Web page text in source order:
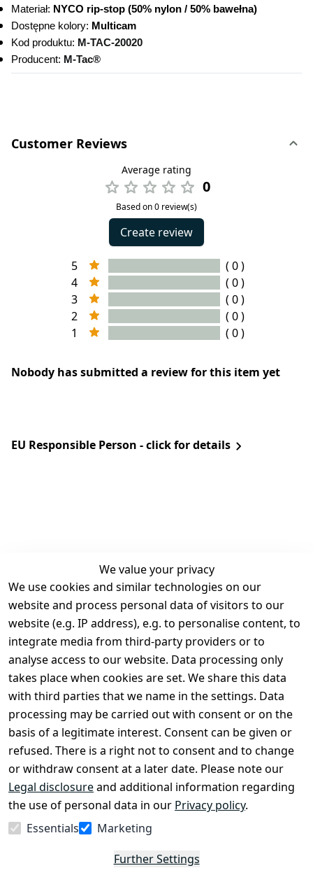
Materiał: NYCO rip-stop (50% nylon / 50% bawełna)
Dostępne kolory: Multicam
Kod produktu: M-TAC-20020
Producent: M-Tac®
Customer Reviews
Average rating
0
Based on 0 review(s)
Create review
5
( 0 )
4
( 0 )
3
( 0 )
2
( 0 )
1
( 0 )
Nobody has submitted a review for this item yet
EU Responsible Person - click for details
We value your privacy
We use cookies and similar technologies on our
website and process personal data of visitors to our
website (e.g. IP address), e.g. to personalise content, to
integrate media from third-party providers or to
analyse access to our website. Data processing only
takes place when cookies are set. We share this data
with third parties that we name in the settings. Data
processing may be carried out with consent or on the
basis of a legitimate interest. Consent can be given or
refused. There is a right not to consent and to change
or withdraw consent at a later date. Please note our
Legal disclosureand additional information regarding
the use of personal data in our Privacy policy.
Essentials
Marketing
Further Settings
Legal
Terms and
Conditions
Legal
disclosure
Privacy Policy
Declaration of
accessibility
Cancellation
rights
Contact
Register
Withdraw
from